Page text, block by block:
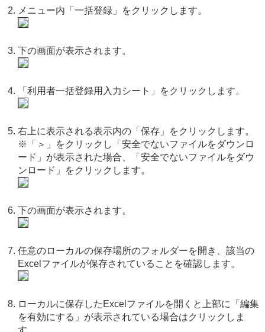
メニュー内「一括登録」をクリックします。
下の画面が表示されます。
「利用者一括登録用入力シート」をクリックします。
右上に表示される表示内の「保存」をクリックします。
※「＞」をクリックし「安全でないファイルをダウンロ
ード」が表示された場合、「安全でないファイルをダウ
ンロード」をクリックします。
下の画面が表示されます。
任意のローカルの保存場所のフォルダーを開き、該当の
Excelファイルが保存されていることを確認します。
ローカルに保存したExcelファイルを開くと上部に「編集
を有効にする」が表示されている場合はクリックしま
す。